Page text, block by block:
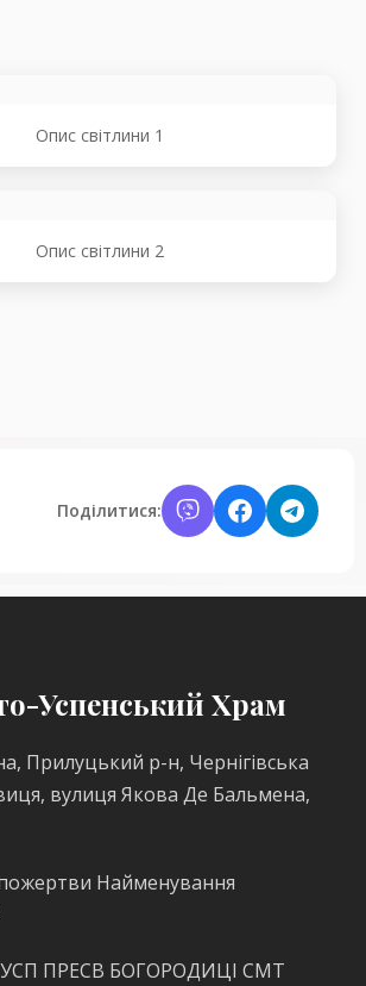
Опис світлини 1
Опис світлини 2
Поділитися:
Успенський Храм
Прилуцький р-н, Чернігівська
вулиця Якова Де Бальмена,
Найменування
ПРЕСВ БОГОРОДИЦІ СМТ